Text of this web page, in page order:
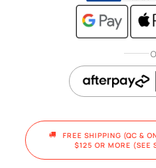
FREE SHIPPING (QC &
$125 OR MORE (SEE